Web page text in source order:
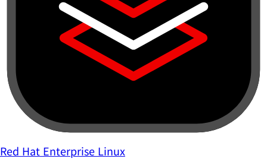
Red Hat Enterprise Linux